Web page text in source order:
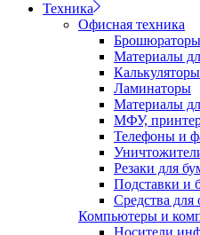
Техника
Офисная техника
Брошюраторы
Материалы
Калькуляторы
Ламинаторы
Материалы
МФУ,
Телефоны и
Резаки для
Подставки и
Средства для
Компьютеры и
Носители